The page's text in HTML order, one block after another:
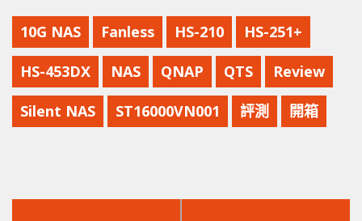
10G NAS Fanless HS-210 HS-251+
HS-453DX NAS QNAP QTS Review
Silent NAS ST16000VN001 評測 開箱